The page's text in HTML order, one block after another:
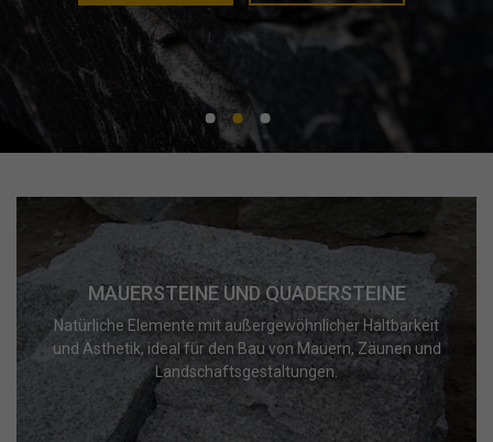
MAUERSTEINE UND QUADERSTEINE
Natürliche Elemente mit außergewöhnlicher Haltbarkeit
und Ästhetik, ideal für den Bau von Mauern, Zäunen und
Landschaftsgestaltungen.